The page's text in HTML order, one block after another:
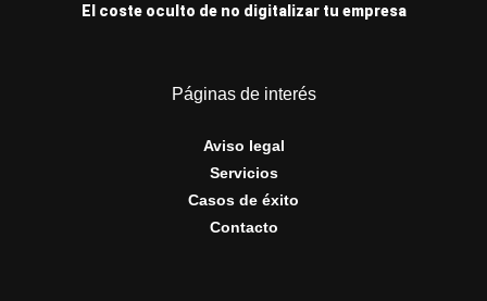
El coste oculto de no digitalizar tu empresa
Páginas de interés
Aviso legal
Servicios
Casos de éxito
Contacto